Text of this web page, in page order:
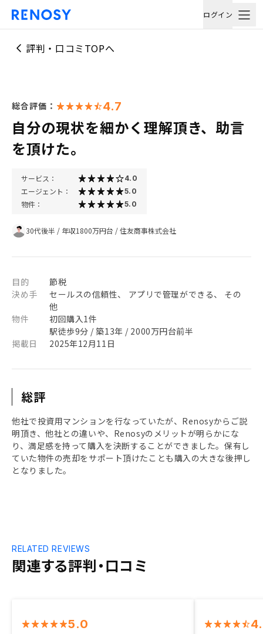
ログイン
評判・口コミTOPへ
総合評価： 4.7
自分の現状を細かく理解頂き、助言
を頂けた。
サービス： 4.0
エージェント： 5.0
物件： 5.0
30代後半 / 年収1800万円台 /住友商事株式会社
目的
節税
決め手
セールスの信頼性、 アプリで管理ができる、 その
他
物件
初回購入1件
駅徒歩9分 / 築13年 / 2000万円台前半
掲載日
2025年12月11日
総評
他社で投資用マンションを行なっていたが、Renosyからご説
明頂き、他社との違いや、Renosyのメリットが明らかにな
り、満足感を持って購入を決断することができました。保有し
ていた物件の売却をサポート頂けたことも購入の大きな後押し
となりました。
関連する評判・口コミ
RELATED REVIEWS
5.0